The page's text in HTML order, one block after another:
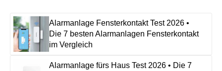
Alarmanlage Fensterkontakt Test 2026 •
Die 7 besten Alarmanlagen Fensterkontakt
im Vergleich
Alarmanlage fürs Haus Test 2026 • Die 7